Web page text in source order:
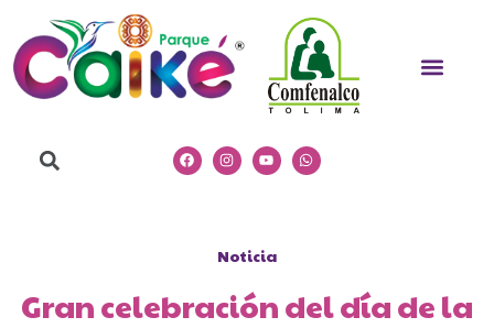
contenido
Search FacebookInstagramYoutubeWhatsapp
Noticia
Gran celebración del día de la